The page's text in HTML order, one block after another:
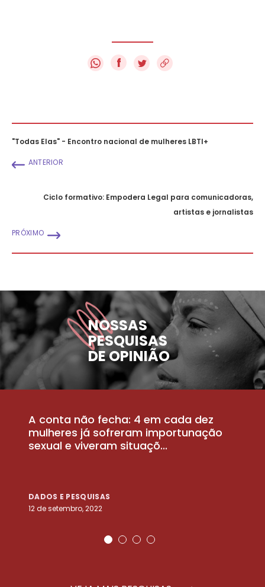
f
"Todas Elas" - Encontro nacional de mulheres LBTI+
ANTERIOR
Ciclo formativo: Empodera Legal para comunicadoras,
artistas e jornalistas
PRÓXIMO
NOSSAS
PESQUISAS
DE OPINIÃO
A conta não fecha: 4 em cada dez
mulheres já sofreram importunação
sexual e viveram situaçõ...
DADOS E PESQUISAS
12 de setembro, 2022